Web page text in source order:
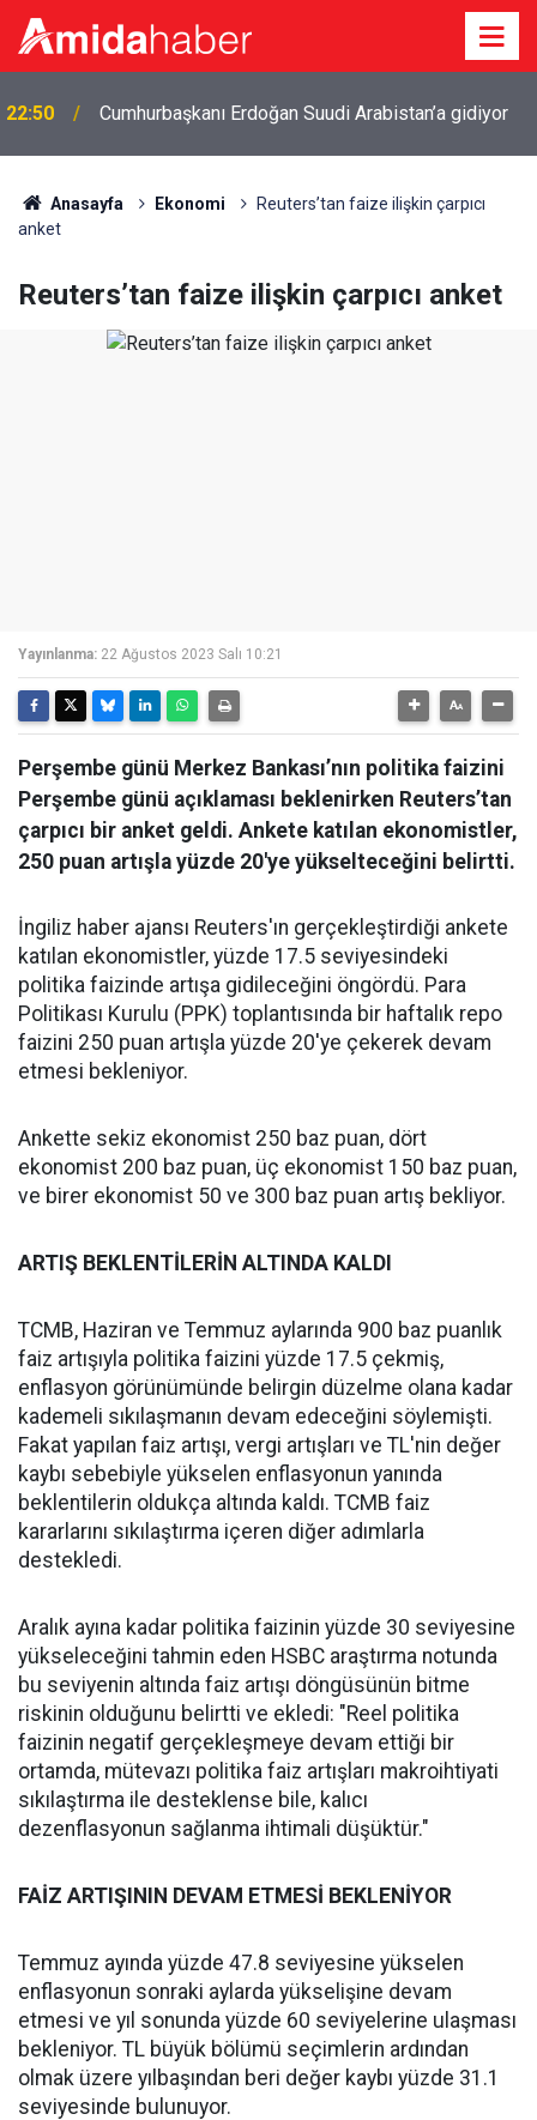
22:50 Cumhurbaşkanı Erdoğan Suudi Arabistan’a gidiyor
Anasayfa Ekonomi
Reuters’tan faize ilişkin çarpıcı
anket
Reuters’tan faize ilişkin çarpıcı anket
Yayınlanma: 22 Ağustos 2023 Salı 10:21
Perşembe günü Merkez Bankası’nın politika faizini
Perşembe günü açıklaması beklenirken Reuters’tan
çarpıcı bir anket geldi. Ankete katılan ekonomistler,
250 puan artışla yüzde 20'ye yükselteceğini belirtti.
İngiliz haber ajansı Reuters'ın gerçekleştirdiği ankete
katılan ekonomistler, yüzde 17.5 seviyesindeki
politika faizinde artışa gidileceğini öngördü. Para
Politikası Kurulu (PPK) toplantısında bir haftalık repo
faizini 250 puan artışla yüzde 20'ye çekerek devam
etmesi bekleniyor.
Ankette sekiz ekonomist 250 baz puan, dört
ekonomist 200 baz puan, üç ekonomist 150 baz puan,
ve birer ekonomist 50 ve 300 baz puan artış bekliyor.
ARTIŞ BEKLENTİLERİN ALTINDA KALDI
TCMB, Haziran ve Temmuz aylarında 900 baz puanlık
faiz artışıyla politika faizini yüzde 17.5 çekmiş,
enflasyon görünümünde belirgin düzelme olana kadar
kademeli sıkılaşmanın devam edeceğini söylemişti.
Fakat yapılan faiz artışı, vergi artışları ve TL'nin değer
kaybı sebebiyle yükselen enflasyonun yanında
beklentilerin oldukça altında kaldı. TCMB faiz
kararlarını sıkılaştırma içeren diğer adımlarla
destekledi.
Aralık ayına kadar politika faizinin yüzde 30 seviyesine
yükseleceğini tahmin eden HSBC araştırma notunda
bu seviyenin altında faiz artışı döngüsünün bitme
riskinin olduğunu belirtti ve ekledi: "Reel politika
faizinin negatif gerçekleşmeye devam ettiği bir
ortamda, mütevazı politika faiz artışları makroihtiyati
sıkılaştırma ile desteklense bile, kalıcı
dezenflasyonun sağlanma ihtimali düşüktür."
FAİZ ARTIŞININ DEVAM ETMESİ BEKLENİYOR
Temmuz ayında yüzde 47.8 seviyesine yükselen
enflasyonun sonraki aylarda yükselişine devam
etmesi ve yıl sonunda yüzde 60 seviyelerine ulaşması
bekleniyor. TL büyük bölümü seçimlerin ardından
olmak üzere yılbaşından beri değer kaybı yüzde 31.1
seviyesinde bulunuyor.